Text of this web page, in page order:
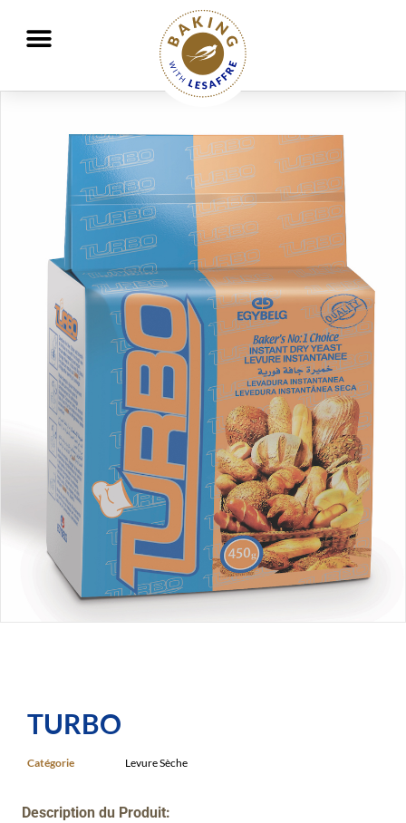
Travailler ensemble pour mieux nourrir et protéger la planète
TURBO
Catégorie Levure Sèche
Description du Produit: